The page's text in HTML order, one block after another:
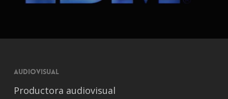
Audiovisual
Productora audiovisual